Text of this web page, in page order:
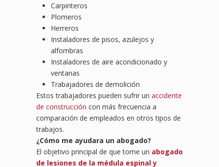
Carpinteros
Plomeros
Herreros
Instaladores de pisos, azulejos y
alfombras
Instaladores de aire acondicionado y
ventanas
Trabajadores de demolición
Estos trabajadores pueden sufrir un accidente
de construcción con más frecuencia a
comparación de empleados en otros tipos de
trabajos.
¿Cómo me ayudara un abogado?
El objetivo principal de que tome un abogado
de lesiones de la médula espinal y